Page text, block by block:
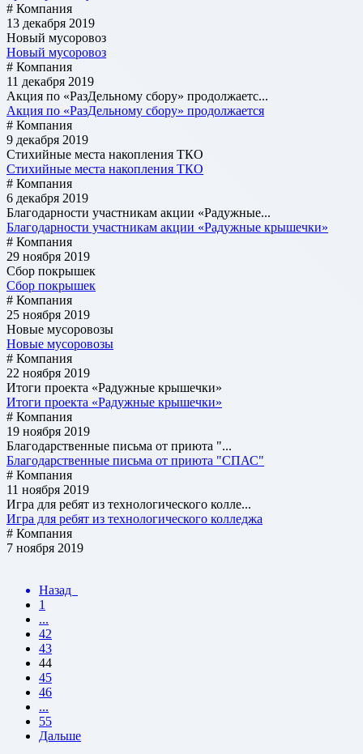
# Компания
13 декабря 2019
Новый мусоровоз
Новый мусоровоз
# Компания
11 декабря 2019
Акция по «РазДельному сбору» продолжаетс...
Акция по «РазДельному сбору» продолжается
# Компания
9 декабря 2019
Стихийные места накопления ТКО
Стихийные места накопления ТКО
# Компания
6 декабря 2019
Благодарности участникам акции «Радужные...
Благодарности участникам акции «Радужные крышечки»
# Компания
29 ноября 2019
Сбор покрышек
Сбор покрышек
# Компания
25 ноября 2019
Новые мусоровозы
Новые мусоровозы
# Компания
22 ноября 2019
Итоги проекта «Радужные крышечки»
Итоги проекта «Радужные крышечки»
# Компания
19 ноября 2019
Благодарственные письма от приюта "...
Благодарственные письма от приюта "СПАС"
# Компания
11 ноября 2019
Игра для ребят из технологического колле...
Игра для ребят из технологического колледжа
# Компания
7 ноября 2019
Назад
1
...
42
43
44
45
46
...
55
Дальше